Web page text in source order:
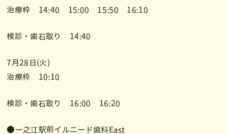
治療枠 14:40 15:00 15:50 16:10
検診・歯石取り 14:40
7月28日(火)
治療枠 10:10
検診・歯石取り 16:00 16:20
●一之江駅前イルニード歯科East